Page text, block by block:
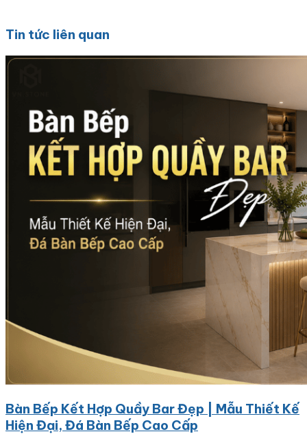
Tin tức liên quan
Bàn Bếp Kết Hợp Quầy Bar Đẹp | Mẫu Thiết Kế
Hiện Đại, Đá Bàn Bếp Cao Cấp